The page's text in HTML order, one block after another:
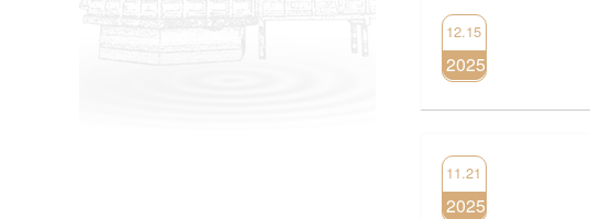
12.15
2025
11.21
2025